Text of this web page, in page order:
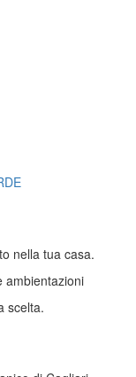
tua casa.
ambientazioni
scelta.